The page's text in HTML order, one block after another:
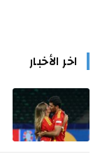
اخر الأخبار